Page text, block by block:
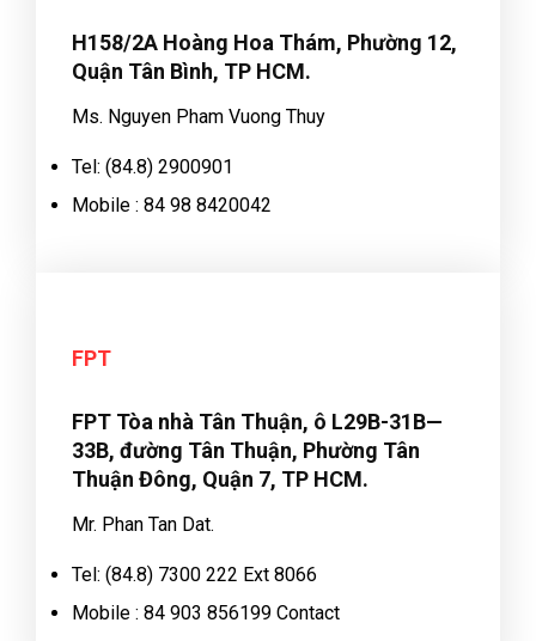
H158/2A Hoàng Hoa Thám, Phường 12,
Quận Tân Bình, TP HCM.
Ms. Nguyen Pham Vuong Thuy
Tel: (84.8) 2900901
Mobile : 84 98 8420042
FPT
FPT Tòa nhà Tân Thuận, ô L29B-31B—
33B, đường Tân Thuận, Phường Tân
Thuận Đông, Quận 7, TP HCM.
Mr. Phan Tan Dat.
Tel: (84.8) 7300 222 Ext 8066
Mobile : 84 903 856199 Contact